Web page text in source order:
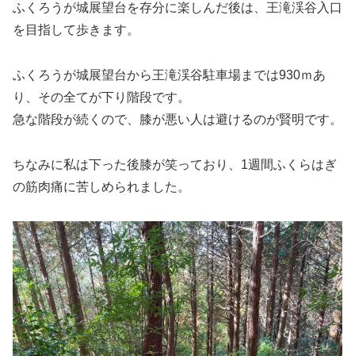
ふくろうが城展望台を存分に楽しんだ後は、王滝渓谷入口
を目指して歩きます。
ふくろうが城展望台から王滝渓谷駐車場までは930ｍあ
り、その全てが下り階段です。
急な階段が続くので、膝が悪い人は避けるのが賢明です。
ちなみに私は下った後膝が笑っており、1週間ふくらはぎ
の筋肉痛に苦しめられました。